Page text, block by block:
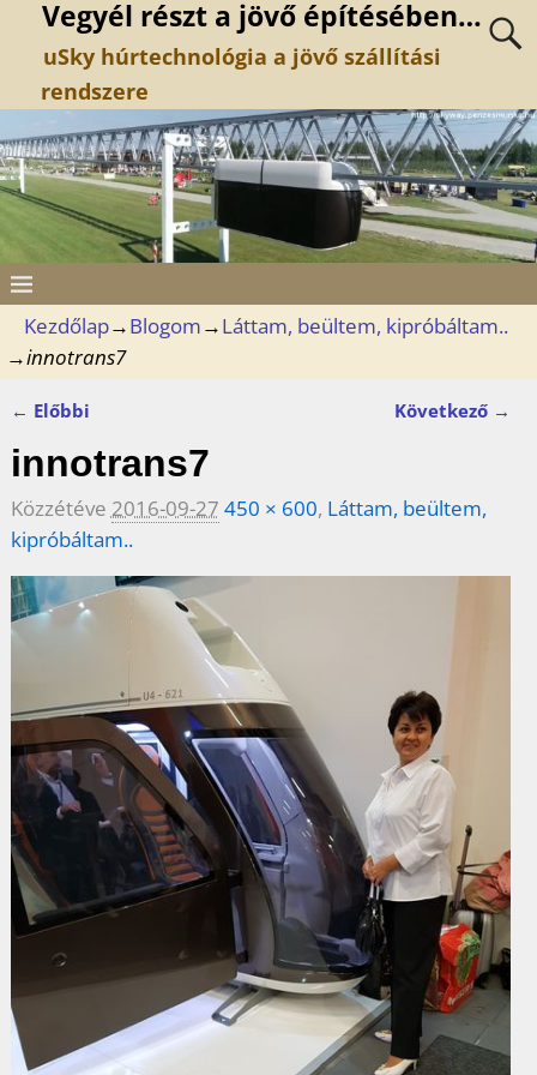
Vegyél részt a jövő építésében…
uSky húrtechnológia a jövő szállítási
rendszere
Kezdőlap→Blogom→Láttam, beültem, kipróbáltam..
→innotrans7
← Előbbi Következő →
innotrans7
Közzétéve 2016-09-27 450 × 600, Láttam, beültem,
kipróbáltam..